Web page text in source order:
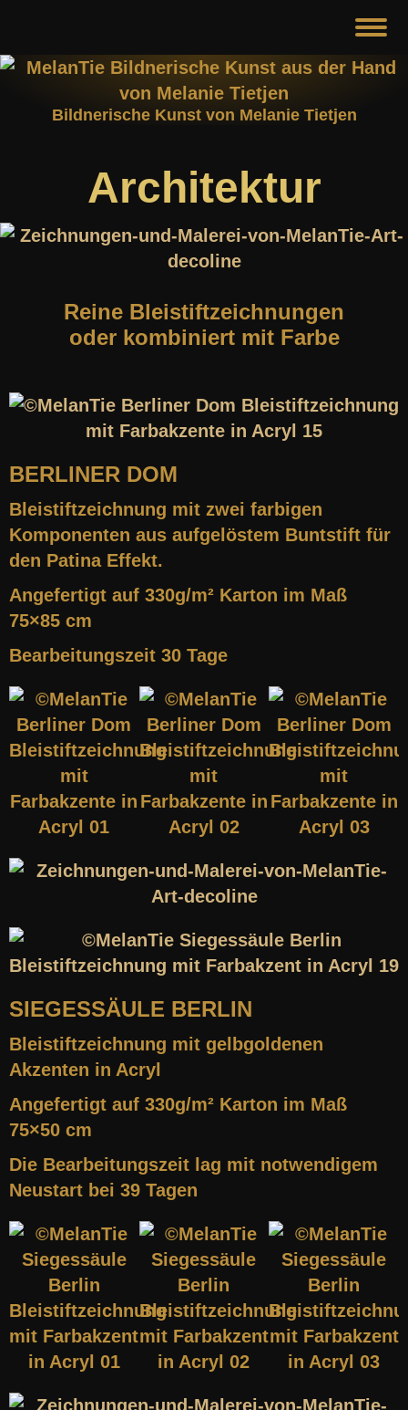
Bildnerische Kunst von Melanie Tietjen
Architektur
Reine Bleistiftzeichnungen
oder kombiniert mit Farbe
BERLINER DOM
Bleistiftzeichnung mit zwei farbigen
Komponenten aus aufgelöstem Buntstift für
den Patina Effekt.
Angefertigt auf 330g/m² Karton im Maß
75×85 cm
Bearbeitungszeit 30 Tage
SIEGESSÄULE BERLIN
Bleistiftzeichnung mit gelbgoldenen
Akzenten in Acryl
Angefertigt auf 330g/m² Karton im Maß
75×50 cm
Die Bearbeitungszeit lag mit notwendigem
Neustart bei 39 Tagen